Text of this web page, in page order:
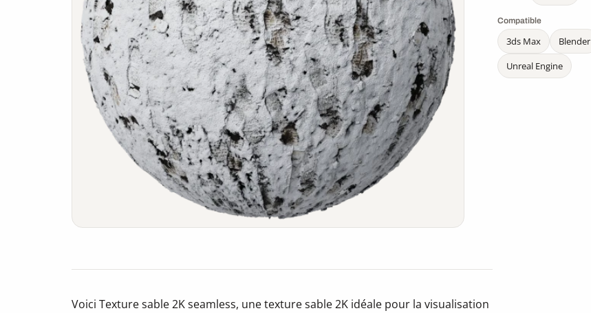
Compatible
3ds Max Blender
Unreal Engine
Voici Texture sable 2K seamless, une texture sable 2K idéale pour la visualisation